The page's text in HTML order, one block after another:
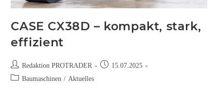
CASE CX38D – kompakt, stark,
effizient
Redaktion PROTRADER
15.07.2025
Baumaschinen / Aktuelles